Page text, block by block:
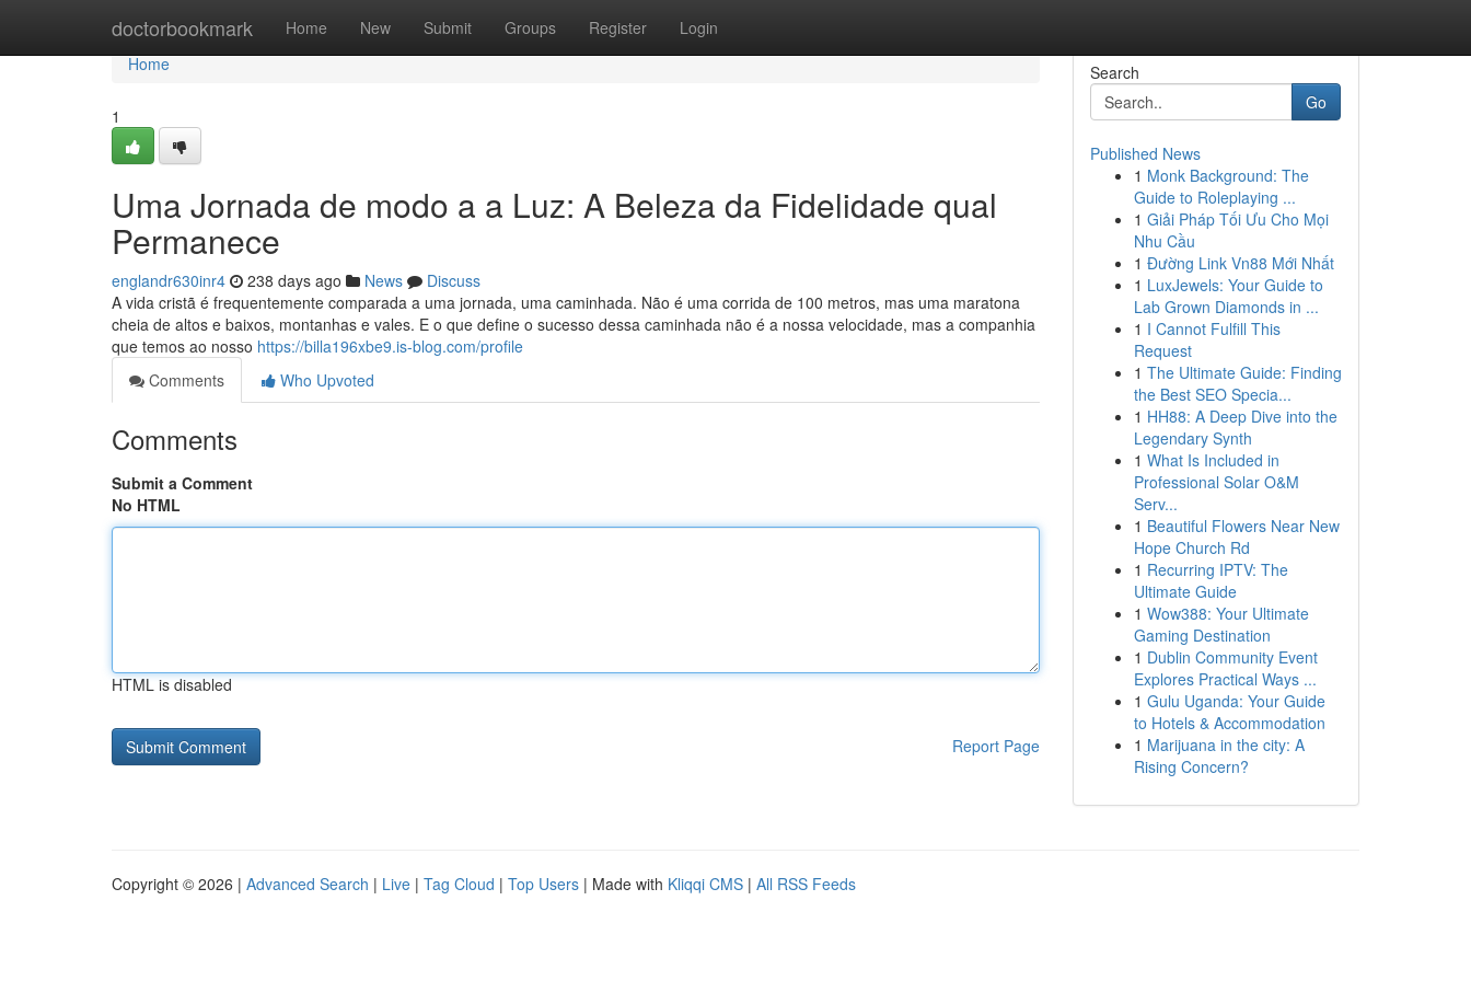
doctorbookmark Home New Submit Groups Register Login
Home
Home
1
Uma Jornada de modo a a Luz: A Beleza da Fidelidade qual
Permanece
englandr630inr4 238 days ago News
Discuss
A vida cristã é frequentemente comparada a uma jornada, uma caminhada. Não é uma corrida de 100 metros, mas uma maratona
cheia de altos e baixos, montanhas e vales. E o que define o sucesso dessa caminhada não é a nossa velocidade, mas a companhia
que temos ao nosso https://billa196xbe9.is-blog.com/profile
Comments
Who Upvoted
Comments
Submit a Comment
No HTML
HTML is disabled
Report Page
Search
Go
Published News
1 Monk Background: The
Guide to Roleplaying ...
1 Giải Pháp Tối Ưu Cho Mọi
Nhu Cầu
1 Đường Link Vn88 Mới Nhất
1 LuxJewels: Your Guide to
Lab Grown Diamonds in ...
1 I Cannot Fulfill This
Request
1 The Ultimate Guide: Finding
the Best SEO Specia...
1 HH88: A Deep Dive into the
Legendary Synth
1 What Is Included in
Professional Solar O&M
Serv...
1 Beautiful Flowers Near New
Hope Church Rd
1 Recurring IPTV: The
Ultimate Guide
1 Wow388: Your Ultimate
Gaming Destination
1 Dublin Community Event
Explores Practical Ways ...
1 Gulu Uganda: Your Guide
to Hotels & Accommodation
1 Marijuana in the city: A
Rising Concern?
Copyright © 2026 | Advanced Search | Live | Tag Cloud | Top Users | Made with Kliqqi CMS | All RSS Feeds